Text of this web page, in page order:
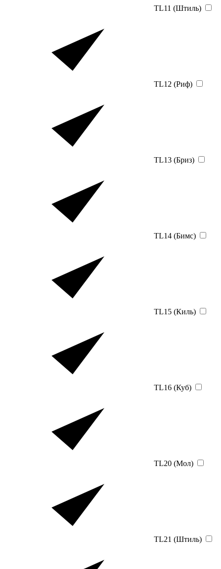
TL11 (Штиль)
TL12 (Риф)
TL13 (Бриз)
TL14 (Бимс)
TL15 (Киль)
TL16 (Куб)
TL20 (Мол)
TL21 (Штиль)